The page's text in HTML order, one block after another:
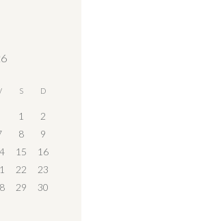
S D
1
2
8
9
15
16
22
23
29
30